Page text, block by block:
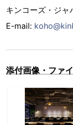
キンコーズ・ジ
E-mail:
添付画像・ファ